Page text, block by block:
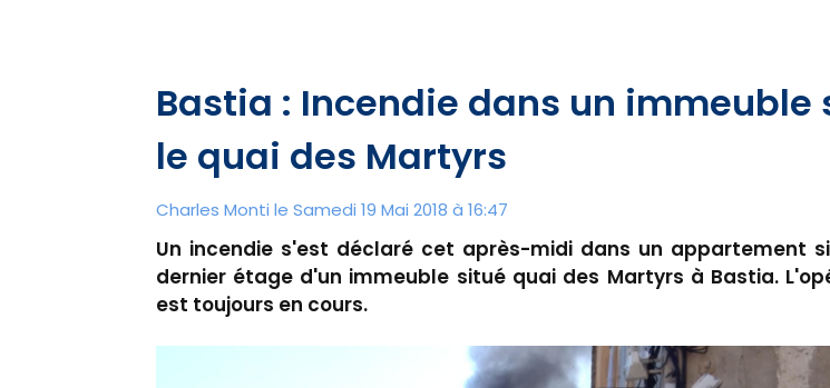
Bastia : Incendie dans un immeuble
le quai des Martyrs
Charles Monti le Samedi 19 Mai 2018 à 16:47
Un incendie s'est déclaré cet après-midi dans un appartement
dernier étage d'un immeuble situé quai des Martyrs à Bastia.
est toujours en cours.